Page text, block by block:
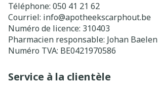
Téléphone: 050 41 21 62
Courriel: info@apotheekscarphout.be
Numéro de licence: 310403
Pharmacien responsable: Johan Baelen
Numéro TVA: BE0421970586
Service à la clientèle